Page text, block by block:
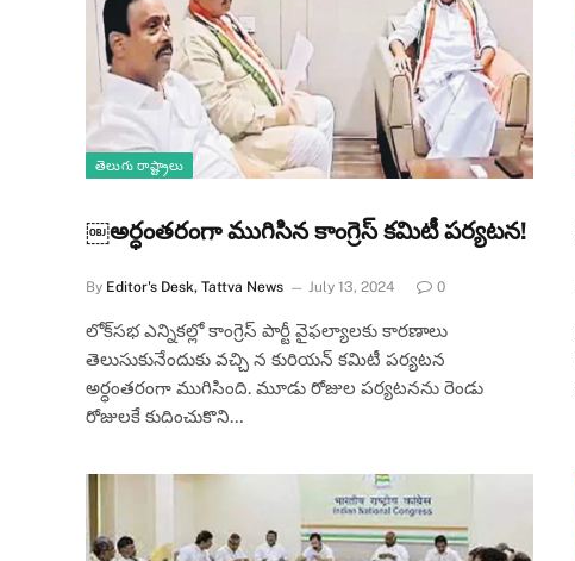
తెలుగు రాష్ట్రాలు
￼అర్ధంతరంగా ముగిసిన కాంగ్రెస్ కమిటీ పర్యటన!
By Editor's Desk, Tattva News July 13, 2024 0
లోక్‌సభ ఎన్నికల్లో కాంగ్రెస్‌ పార్టీ వైఫల్యాలకు కారణాలు
తెలుసుకునేందుకు వచ్చి న కురియన్‌ కమిటీ పర్యటన
అర్ధంతరంగా ముగిసింది. మూడు రోజుల పర్యటనను రెండు
రోజులకే కుదించుకొని…